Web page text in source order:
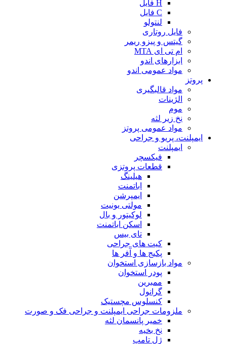
H فایل
C فایل
لنتولو
فایل روتاری
گیتس و پیزو ریمر
ام تی ای MTA
ابزارهای اندو
مواد عمومی اندو
پروتز
مواد قالبگیری
الژینات
موم
نخ زیر لثه
مواد عمومی پروتز
ایمپلنت، پریو و جراحی
ایمپلنت
فیکسچر
قطعات پروتزی
هیلینگ
اباتمنت
ایمپرشن
مولتی یونیت
لوکیتور و بال
اسکن اباتمنت
تای بیس
کیت های جراحی
پکیج ها و آفر ها
مواد بازسازی استخوان
پودر استخوان
ممبرین
گرانول
کنسلوس مچستیک
ملزومات جراحی ایمپلنت و جراحی فک و صورت
خمیر پانسمان لثه
نخ بخیه
ژل تامپ